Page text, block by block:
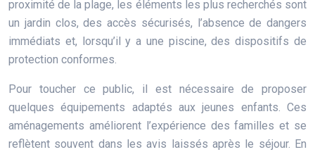
proximité de la plage, les éléments les plus recherchés sont
un jardin clos, des accès sécurisés, l’absence de dangers
immédiats et, lorsqu’il y a une piscine, des dispositifs de
protection conformes.
Pour toucher ce public, il est nécessaire de proposer
quelques équipements adaptés aux jeunes enfants. Ces
aménagements améliorent l’expérience des familles et se
reflètent souvent dans les avis laissés après le séjour. En